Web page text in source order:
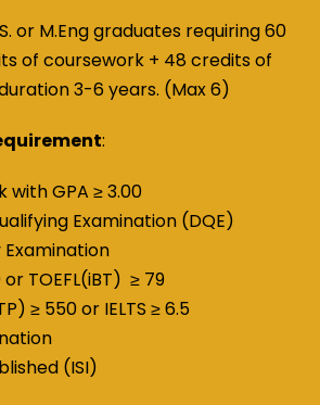
or M.Eng graduates requiring 60
of coursework + 48 credits of
3-6 years. (Max 6)
:
with GPA ≥ 3.00
Examination (DQE)
or TOEFL(iBT) ≥ 79
≥ 550 or IELTS ≥ 6.5
(ISI)